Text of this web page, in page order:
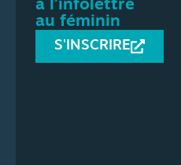
à l'infolettre
au féminin
S'INSCRIRE